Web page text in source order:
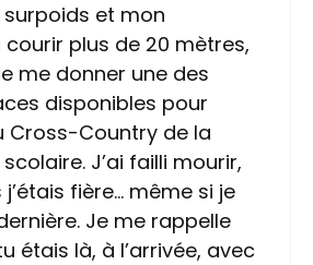
et mon
plus de 20 mètres,
me donner une des
disponibles pour
Cross-Country de la
J’ai failli mourir,
j’étais fière… même si je
Je me rappelle
étais là, à l’arrivée, avec